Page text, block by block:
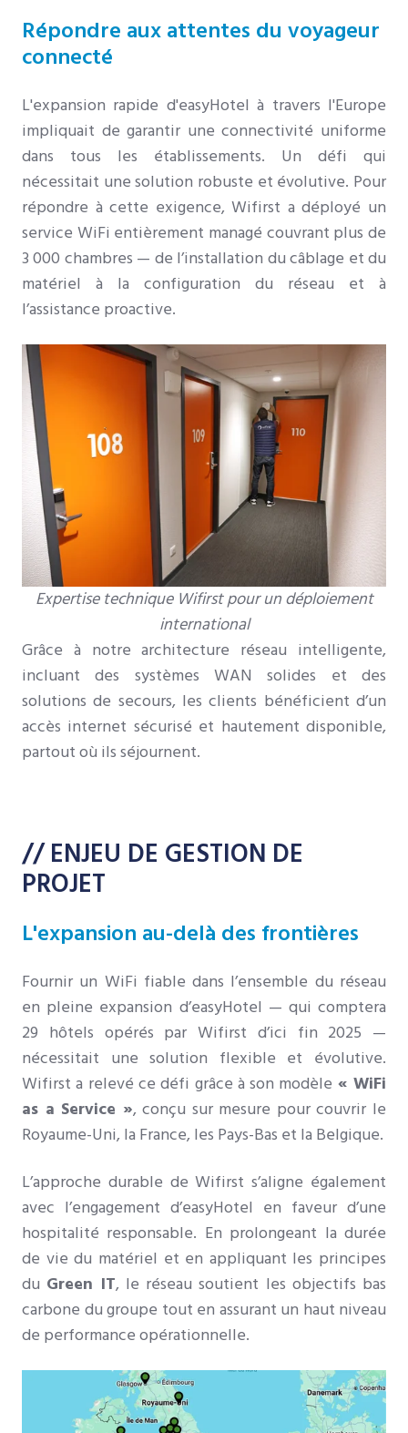
Répondre aux attentes du voyageur
connecté
L'expansion rapide d'easyHotel à travers l'Europe
impliquait de garantir une connectivité uniforme
dans tous les établissements. Un défi qui
nécessitait une solution robuste et évolutive. Pour
répondre à cette exigence, Wifirst a déployé un
service WiFi entièrement managé couvrant plus de
3 000 chambres — de l’installation du câblage et du
matériel à la configuration du réseau et à
l’assistance proactive.
Expertise technique Wifirst pour un déploiement
international
Grâce à notre architecture réseau intelligente,
incluant des systèmes WAN solides et des
solutions de secours, les clients bénéficient d’un
accès internet sécurisé et hautement disponible,
partout où ils séjournent.
// ENJEU DE GESTION DE
PROJET
L'expansion au-delà des frontières
Fournir un WiFi fiable dans l’ensemble du réseau
en pleine expansion d’easyHotel — qui comptera
29 hôtels opérés par Wifirst d’ici fin 2025 —
nécessitait une solution flexible et évolutive.
Wifirst a relevé ce défi grâce à son modèle « WiFi
as a Service », conçu sur mesure pour couvrir le
Royaume-Uni, la France, les Pays-Bas et la Belgique.
L’approche durable de Wifirst s’aligne également
avec l’engagement d’easyHotel en faveur d’une
hospitalité responsable. En prolongeant la durée
de vie du matériel et en appliquant les principes
du Green IT, le réseau soutient les objectifs bas
carbone du groupe tout en assurant un haut niveau
de performance opérationnelle.